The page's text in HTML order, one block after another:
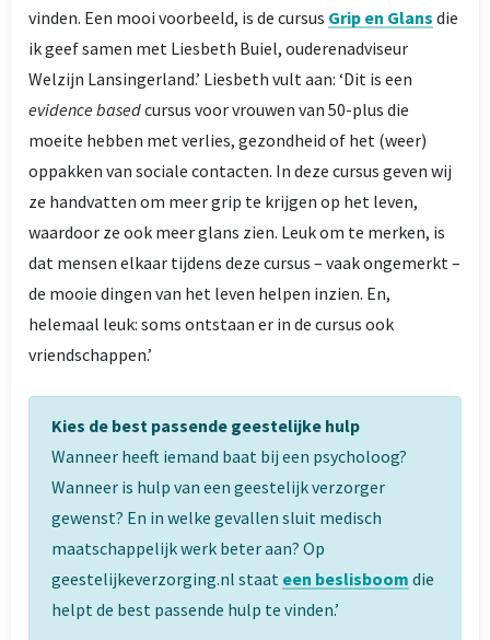
vinden. Een mooi voorbeeld, is de cursus Grip en Glans die
ik geef samen met Liesbeth Buiel, ouderenadviseur
Welzijn Lansingerland.’ Liesbeth vult aan: ‘Dit is een
evidence basedcursus voor vrouwen van 50-plus die
moeite hebben met verlies, gezondheid of het (weer)
oppakken van sociale contacten. In deze cursus geven wij
ze handvatten om meer grip te krijgen op het leven,
waardoor ze ook meer glans zien. Leuk om te merken, is
dat mensen elkaar tijdens deze cursus – vaak ongemerkt –
de mooie dingen van het leven helpen inzien. En,
helemaal leuk: soms ontstaan er in de cursus ook
vriendschappen.’
Kies de best passende geestelijke hulp
Wanneer heeft iemand baat bij een psycholoog?
Wanneer is hulp van een geestelijk verzorger
gewenst? En in welke gevallen sluit medisch
maatschappelijk werk beter aan? Op
geestelijkeverzorging.nl staat een beslisboom die
helpt de best passende hulp te vinden.’